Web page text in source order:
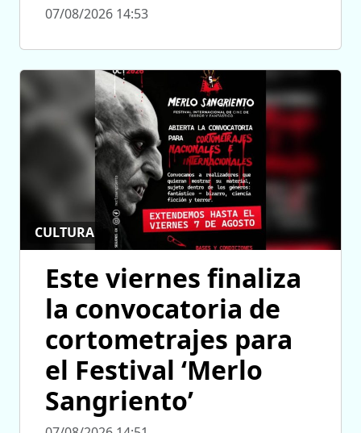
07/08/2026 14:53
CULTURA
Este viernes finaliza
la convocatoria de
cortometrajes para
el Festival ‘Merlo
Sangriento’